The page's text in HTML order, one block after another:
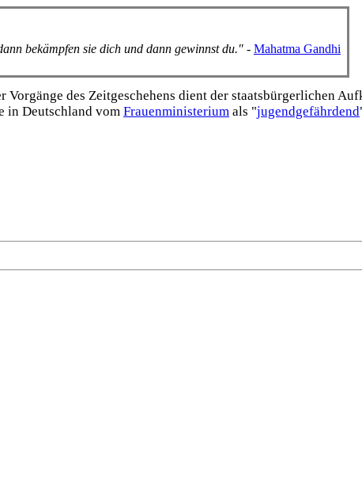
bekämpfen sie dich und dann gewinnst du." - Mahatma Gandhi
des Zeitgeschehens dient der staats­bürgerlichen
in Deutschland vom Frauen­ministerium als "jugend­gefährdend